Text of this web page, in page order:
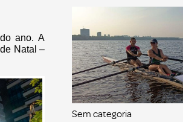
ano. A
Natal –
Sem categoria